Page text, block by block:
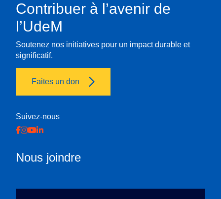
Contribuer à l’avenir de
l’UdeM
Soutenez nos initiatives pour un impact durable et
significatif.
Faites un don
Suivez-nous
Nous joindre